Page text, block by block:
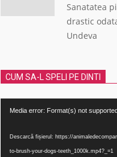
Sanatatea
drastic
Undeva
CUM SA-L SPELI PE DINTI
Media error: Format(s) not
Descarcă fișierul: https://
to-brush-your-dogs-teeth_1000k.mp4?_=1